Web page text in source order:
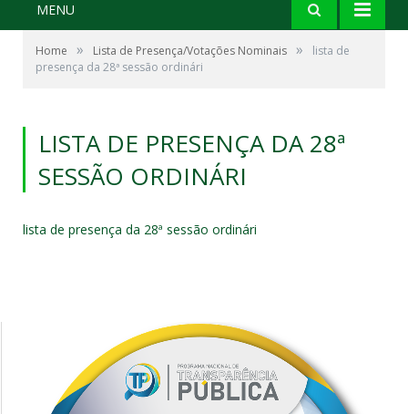
MENU
Home » Lista de Presença/Votações Nominais »
lista de
presença da 28ª sessão ordinári
LISTA DE PRESENÇA DA 28ª
SESSÃO ORDINÁRI
lista de presença da 28ª sessão ordinári